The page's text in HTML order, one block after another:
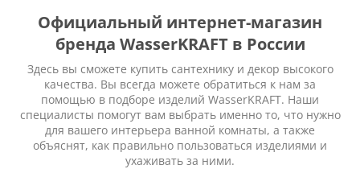
Официальный интернет-магазин
бренда WasserKRAFT в России
Здесь вы сможете купить сантехнику и декор высокого
качества. Вы всегда можете обратиться к нам за
помощью в подборе изделий WasserKRAFT. Наши
специалисты помогут вам выбрать именно то, что нужно
для вашего интерьера ванной комнаты, а также
объяснят, как правильно пользоваться изделиями и
ухаживать за ними.